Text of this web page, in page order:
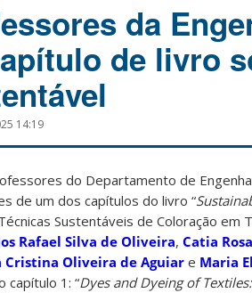
da
de livro
14:19
do Departamento de
de um dos capítulos do livro “
Sustentáveis de Coloração em
Rafael Silva de Oliveira, Catia
Cristina Oliveira de Aguiar e Maria
capítulo 1: “Dyes and Dyeing of